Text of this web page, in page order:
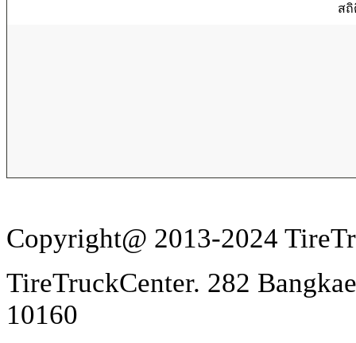
สถิ
Copyright@ 2013-2024
TireTruckCenter. 282
10160